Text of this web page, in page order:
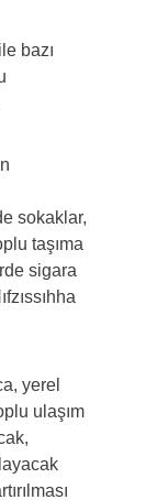
bazı
sokaklar,
taşıma
sigara
yerel
ulaşım